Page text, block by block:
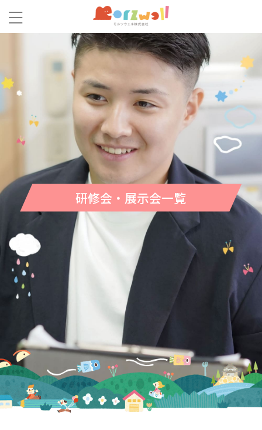
研修会・展示会一覧